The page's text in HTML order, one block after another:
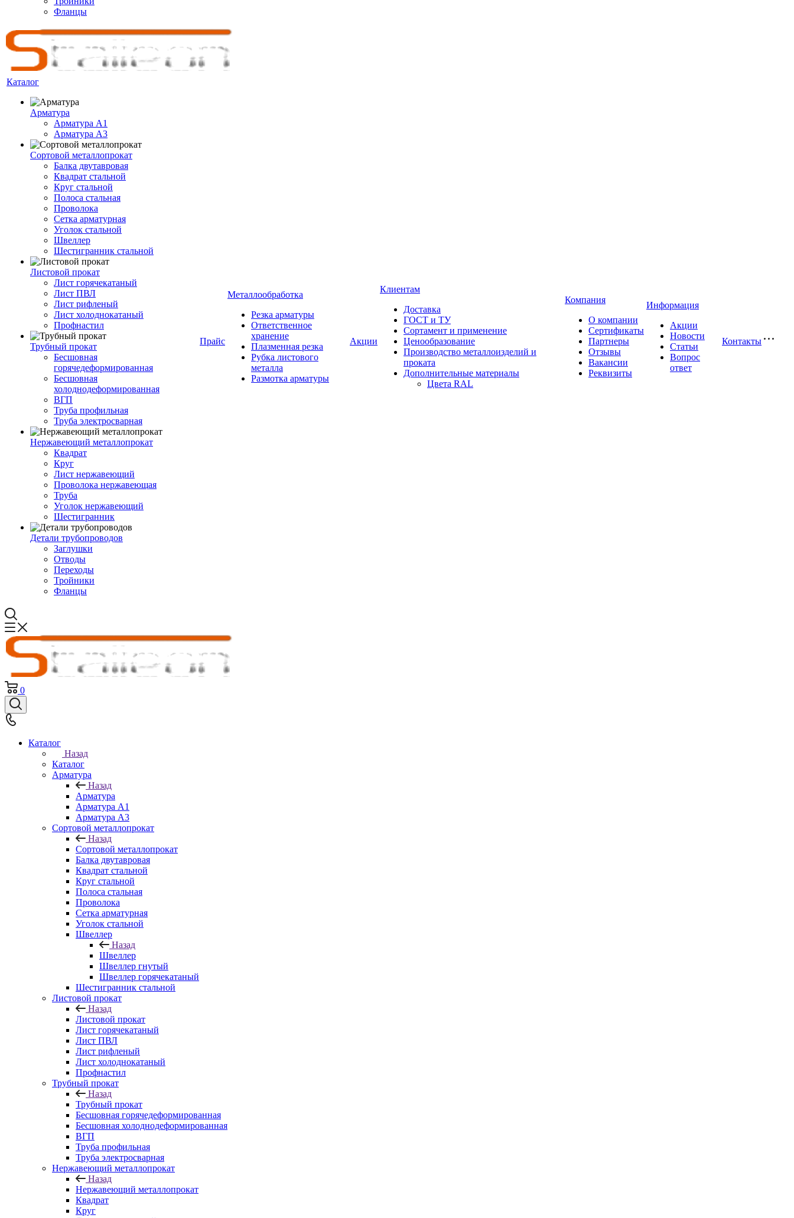
Фланцы
Каталог
Арматура
Арматура A1
Арматура А3
Сортовой металлопрокат
Балка двутавровая
Квадрат стальной
Круг стальной
Полоса стальная
Проволока
Сетка арматурная
Уголок стальной
Швеллер
Шестигранник стальной
Листовой прокат
Лист горячекатаный
Лист ПВЛ
Лист рифленый
Лист холоднокатаный
Профнастил
Трубный прокат
Бесшовная
горячедеформированная
Бесшовная
холоднодеформированная
ВГП
Труба профильная
Труба электросварная
Нержавеющий металлопрокат
Квадрат
Круг
Лист нержавеющий
Проволока нержавеющая
Труба
Уголок нержавеющий
Шестигранник
Детали трубопроводов
Заглушки
Отводы
Переходы
Тройники
Фланцы
Прайс
Металлообработка
Резка арматуры
Ответственное
хранение
Плазменная резка
Рубка листового
металла
Размотка арматуры
Акции
Клиентам
Доставка
ГОСТ и ТУ
Сортамент и применение
Ценообразование
Производство металлоизделий и
проката
Дополнительные материалы
Цвета RAL
Компания
О компании
Сертификаты
Партнеры
Отзывы
Вакансии
Реквизиты
Информация
Акции
Новости
Статьи
Вопрос
ответ
Контакты
0
Каталог
Назад
Каталог
Арматура
Назад
Арматура
Арматура A1
Арматура А3
Сортовой металлопрокат
Назад
Сортовой металлопрокат
Балка двутавровая
Квадрат стальной
Круг стальной
Полоса стальная
Проволока
Сетка арматурная
Уголок стальной
Швеллер
Назад
Швеллер
Швеллер гнутый
Швеллер горячекатаный
Шестигранник стальной
Листовой прокат
Назад
Листовой прокат
Лист горячекатаный
Лист ПВЛ
Лист рифленый
Лист холоднокатаный
Профнастил
Трубный прокат
Назад
Трубный прокат
Бесшовная горячедеформированная
Бесшовная холоднодеформированная
ВГП
Труба профильная
Труба электросварная
Нержавеющий металлопрокат
Назад
Нержавеющий металлопрокат
Квадрат
Круг